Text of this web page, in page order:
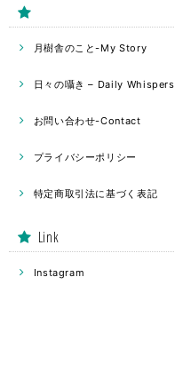
月樹舎のこと-My Story
日々の囁き – Daily Whispers
お問い合わせ-Contact
プライバシーポリシー
特定商取引法に基づく表記
Link
Instagram